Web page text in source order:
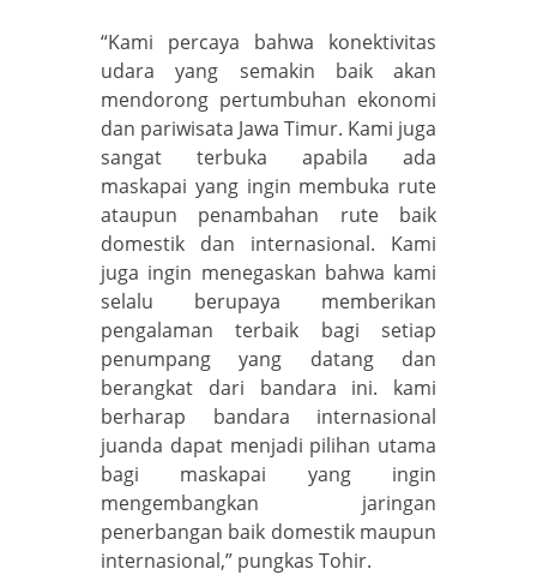
“Kami percaya bahwa konektivitas
udara yang semakin baik akan
mendorong pertumbuhan ekonomi
dan pariwisata Jawa Timur. Kami juga
sangat terbuka apabila ada
maskapai yang ingin membuka rute
ataupun penambahan rute baik
domestik dan internasional. Kami
juga ingin menegaskan bahwa kami
selalu berupaya memberikan
pengalaman terbaik bagi setiap
penumpang yang datang dan
berangkat dari bandara ini. kami
berharap bandara internasional
juanda dapat menjadi pilihan utama
bagi maskapai yang ingin
mengembangkan jaringan
penerbangan baik domestik maupun
internasional,” pungkas Tohir.